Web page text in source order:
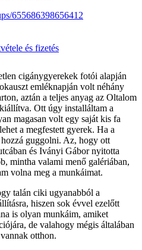
és fizetés
655686398656412
cigánygyerekek fotói alapján
emléknapján volt néhány
aztán a teljes anyag az Oltalom
Ott úgy installáltam a
magasan volt egy saját kis fa
a megfestett gyerek. Ha a
guggolni. Az, hogy ott
és Iványi Gábor nyitotta
mintha valami menő galériában,
volna meg a munkáimat.
talán ciki ugyanabból a
hiszen sok évvel ezelőtt
is olyan munkáim, amiket
de valahogy mégis általában
otthon.